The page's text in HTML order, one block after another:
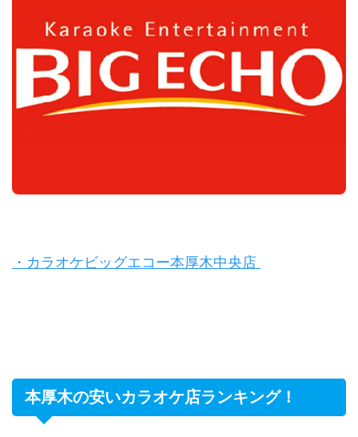
・カラオケビッグエコー本厚木中央店
本厚木の安いカラオケ店ランキング！